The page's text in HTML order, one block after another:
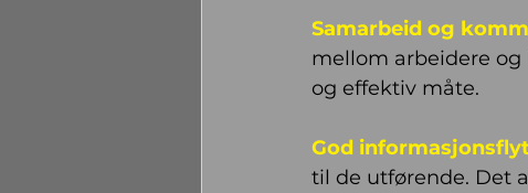
Samarbeid og
mellom arbeidere og
og effektiv måte.
God
til de utførende. Det